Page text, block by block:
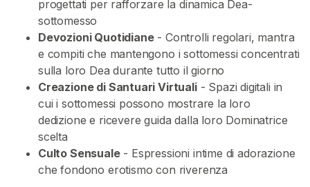
progettati per rafforzare la dinamica Dea-
sottomesso
Devozioni Quotidiane- Controlli regolari, mantra
e compiti che mantengono i sottomessi concentrati
sulla loro Dea durante tutto il giorno
Creazione di Santuari Virtuali- Spazi digitali in
cui i sottomessi possono mostrare la loro
dedizione e ricevere guida dalla loro Dominatrice
scelta
Culto Sensuale- Espressioni intime di adorazione
che fondono erotismo con riverenza
U